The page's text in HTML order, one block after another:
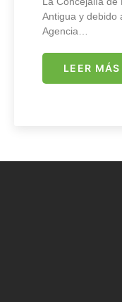
Antigua y debido
Agencia…
LEER MÁS